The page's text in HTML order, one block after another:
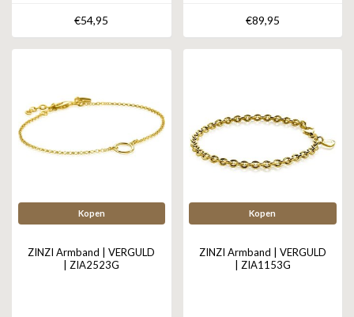
€54,95 €89,95
Kopen
ZINZI Armband | VERGULD
| ZIA2523G
Kopen
ZINZI Armband | VERGULD
| ZIA1153G